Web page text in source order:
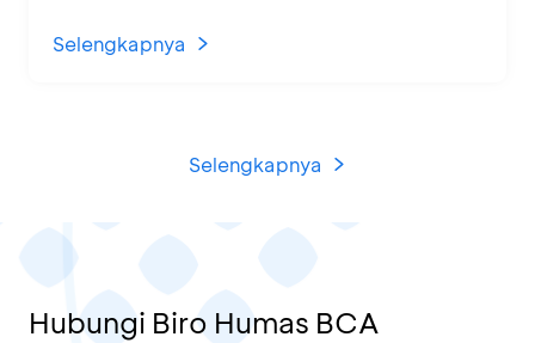
di KCU Tanjung Priok
Selengkapnya
Selengkapnya
Hubungi Biro Humas BCA